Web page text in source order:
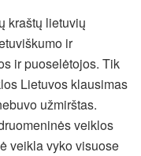
kraštų lietuvių
ir
ir puoselėtojos. Tik
Lietuvos klausimas
užmirštas.
veiklos
veikla vyko visuose